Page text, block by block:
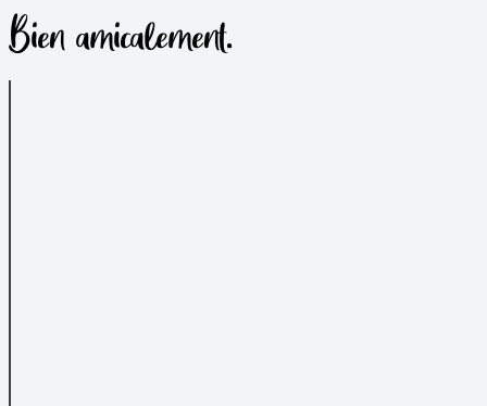
Bien amicalement.